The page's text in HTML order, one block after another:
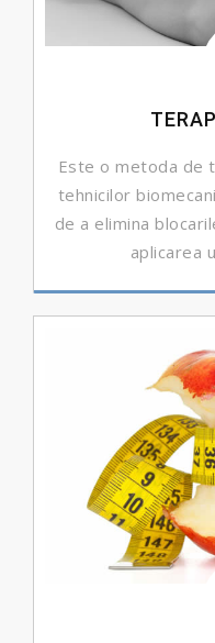
Este o metoda de
tehnicilor
de a elimina
aplicarea